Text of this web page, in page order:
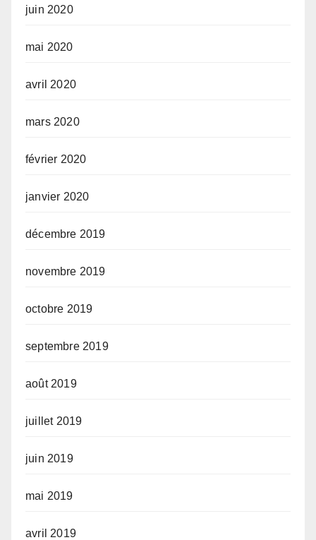
juin 2020
mai 2020
avril 2020
mars 2020
février 2020
janvier 2020
décembre 2019
novembre 2019
octobre 2019
septembre 2019
août 2019
juillet 2019
juin 2019
mai 2019
avril 2019